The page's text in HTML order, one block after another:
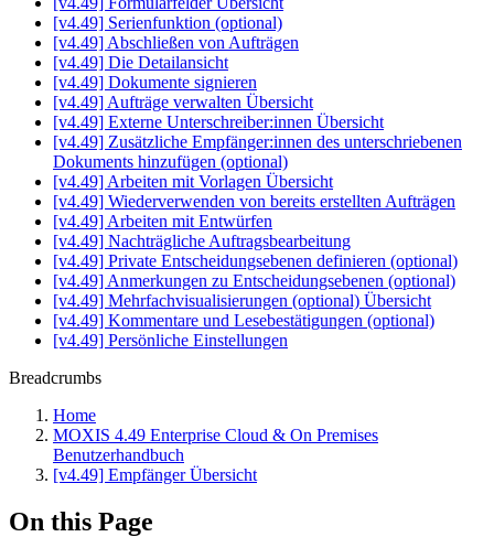
[v4.49] Serienfunktion (optional)
[v4.49] Abschließen von Aufträgen
[v4.49] Die Detailansicht
[v4.49] Dokumente signieren
[v4.49] Aufträge verwalten Übersicht
[v4.49] Externe Unterschreiber:innen Übersicht
[v4.49] Zusätzliche Empfänger:innen des unterschriebenen
Dokuments hinzufügen (optional)
[v4.49] Arbeiten mit Vorlagen Übersicht
[v4.49] Wiederverwenden von bereits erstellten Aufträgen
[v4.49] Arbeiten mit Entwürfen
[v4.49] Nachträgliche Auftragsbearbeitung
[v4.49] Private Entscheidungsebenen definieren (optional)
[v4.49] Anmerkungen zu Entscheidungsebenen (optional)
[v4.49] Mehrfachvisualisierungen (optional) Übersicht
[v4.49] Kommentare und Lesebestätigungen (optional)
[v4.49] Persönliche Einstellungen
Breadcrumbs
Home
MOXIS 4.49 Enterprise Cloud & On Premises
Benutzerhandbuch
[v4.49] Empfänger Übersicht
On this Page